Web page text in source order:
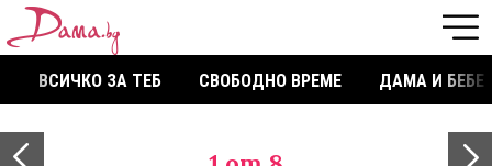
ВСИЧКО ЗА ТЕБ СВОБОДНО ВРЕМЕ ДАМА И БЕБЕ